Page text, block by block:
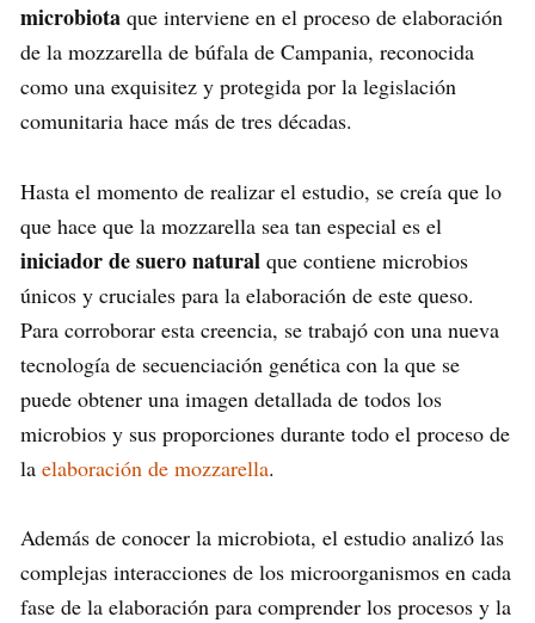
microbiota que interviene en el proceso de elaboración
de la mozzarella de búfala de Campania, reconocida
como una exquisitez y protegida por la legislación
comunitaria hace más de tres décadas.
Hasta el momento de realizar el estudio, se creía que lo
que hace que la mozzarella sea tan especial es el
iniciador de suero natural que contiene microbios
únicos y cruciales para la elaboración de este queso.
Para corroborar esta creencia, se trabajó con una nueva
tecnología de secuenciación genética con la que se
puede obtener una imagen detallada de todos los
microbios y sus proporciones durante todo el proceso de
la elaboración de mozzarella.
Además de conocer la microbiota, el estudio analizó las
complejas interacciones de los microorganismos en cada
fase de la elaboración para comprender los procesos y la